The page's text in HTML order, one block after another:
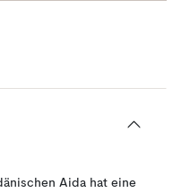
Aida hat eine